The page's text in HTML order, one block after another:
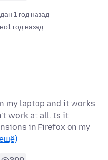
1 год назад
1 год назад
my laptop and it works
work at all. Is it
in Firefox on my
ещё)